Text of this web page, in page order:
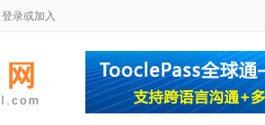
登录或加入